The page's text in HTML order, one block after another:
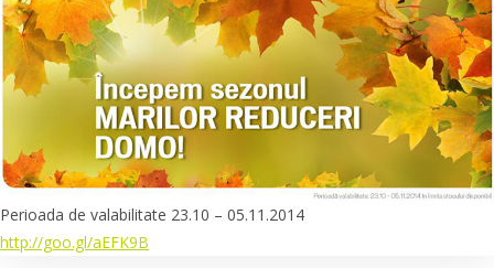
Perioada de valabilitate 23.10 – 05.11.2014
http://goo.gl/aEFK9B